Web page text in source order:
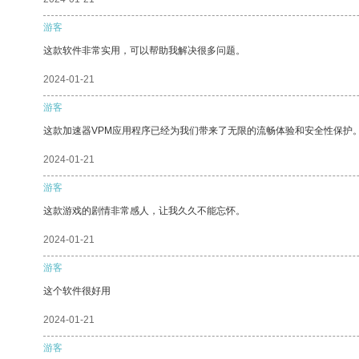
游客
这款软件非常实用，可以帮助我解决很多问题。
2024-01-21
游客
这款加速器VPM应用程序已经为我们带来了无限的流畅体验和安全性保护
2024-01-21
游客
这款游戏的剧情非常感人，让我久久不能忘怀。
2024-01-21
游客
这个软件很好用
2024-01-21
游客